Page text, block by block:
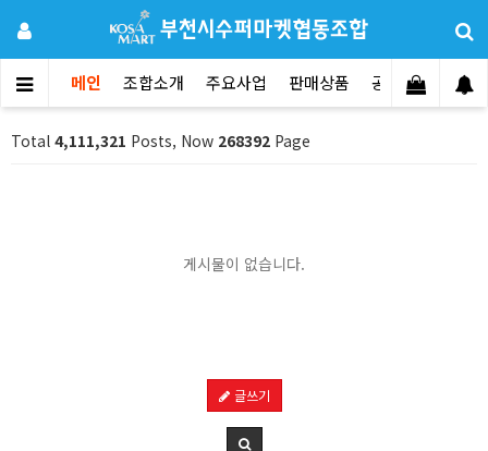
메인 조합소개 주요사업 판매상품 공지사항 문
Total 4,111,321 Posts, Now 268392 Page
게시물이 없습니다.
글쓰기